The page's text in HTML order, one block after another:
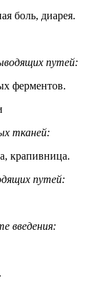
боль, диарея.
путей:
ферментов.
тканей:
крапивница.
путей:
введения: